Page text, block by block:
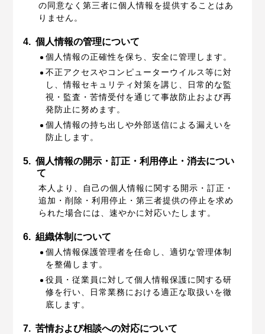
の同意なく第三者に個人情報を提供することはあ
りません。
4. 個人情報の管理について
個人情報の正確性を保ち、安全に管理します。
不正アクセスやコンピューターウイルス等に対
し、情報セキュリティ対策を講じ、日常的な監
視・監査・苦情受付を通じて事故防止および再
発防止に努めます。
個人情報の持ち出しや外部送信による漏えいを
防止します。
5. 個人情報の開示・訂正・利用停止・消去につい
て
本人より、自己の個人情報に関する開示・訂正・
追加・削除・利用停止・第三者提供の停止を求め
られた場合には、速やかに対応いたします。
6. 組織体制について
個人情報保護管理者を任命し、適切な管理体制
を整備します。
役員・従業員に対して個人情報保護に関する研
修を行い、日常業務における適正な取扱いを徹
底します。
7. 苦情および相談への対応について